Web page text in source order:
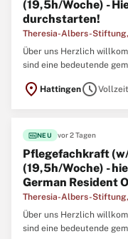
(19,5h/Woche) -
durchstarten!
Theresia-Albers-Stiftung,
Über uns Herzlich
sind eine bedeutende
verschrieben hat. Sie
location_on Hattingenschedule
fiber_newNEU vor 2 Tagen
Pflegefachkraft
(19,5h/Woche) -
German Resident
Theresia-Albers-Stiftung,
Über uns Herzlich
sind eine bedeutende